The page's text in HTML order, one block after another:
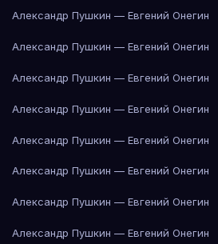
Александр Пушкин — Евгений Онегин
Александр Пушкин — Евгений Онегин
Александр Пушкин — Евгений Онегин
Александр Пушкин — Евгений Онегин
Александр Пушкин — Евгений Онегин
Александр Пушкин — Евгений Онегин
Александр Пушкин — Евгений Онегин
Александр Пушкин — Евгений Онегин